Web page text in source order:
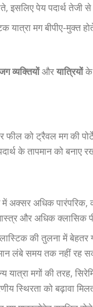
इसलिए पेय पदार्थ तेजी
यात्रा मग बीपीए-मुक्त
व्यक्तियोंऔरयात्रियोंके
को ट्रैवल मग की
के तापमान को बनाए
अक्सर अधिक पारंपरिक,
और अधिक
की तुलना में
लंबे समय तक नहीं रह
यात्रा मगों की तरह,
स्थिरता को बढ़ावा